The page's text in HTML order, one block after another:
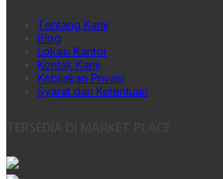
Tentang Kami
Blog
Lokasi Kantor
Kontak Kami
Kebijakan Privasi
Syarat dan Ketentuan